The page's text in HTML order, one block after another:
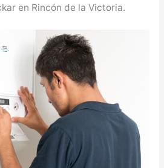
en Rincón de la Victoria.